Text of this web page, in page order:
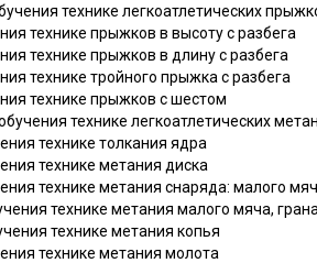
технике легкоатлетических
технике прыжков в высоту с разбега
технике прыжков в длину с разбега
технике тройного прыжка с разбега
технике прыжков с шестом
технике легкоатлетических
технике толкания ядра
технике метания диска
технике метания снаряда: малого
технике метания малого мяча,
технике метания копья
технике метания молота